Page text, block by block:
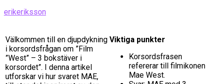
erikeriksson
Välkommen till en djupdykning
i korsordsfrågan om ”Film
”West” – 3 bokstäver i
korsordet”. I denna artikel
utforskar vi hur svaret MAE,
Viktiga punkter
Korsordsfrasen
refererar till filmikonen
Mae West.